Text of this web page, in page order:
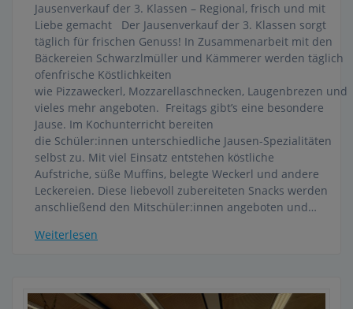
Jausenverkauf der 3. Klassen – Regional, frisch und mit
Liebe gemacht Der Jausenverkauf der 3. Klassen sorgt
täglich für frischen Genuss! In Zusammenarbeit mit den
Bäckereien Schwarzlmüller und Kämmerer werden täglich
ofenfrische Köstlichkeiten
wie Pizzaweckerl, Mozzarellaschnecken, Laugenbrezen und
vieles mehr angeboten. Freitags gibt’s eine besondere
Jause. Im Kochunterricht bereiten
die Schüler:innen unterschiedliche Jausen-Spezialitäten
selbst zu. Mit viel Einsatz entstehen köstliche
Aufstriche, süße Muffins, belegte Weckerl und andere
Leckereien. Diese liebevoll zubereiteten Snacks werden
anschließend den Mitschüler:innen angeboten und…
Weiterlesen